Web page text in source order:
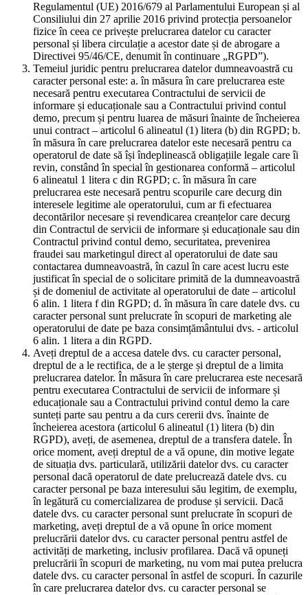
Regulamentul (UE) 2016/679 al Parlamentului European și al
Consiliului din 27 aprilie 2016 privind protecția persoanelor
fizice în ceea ce privește prelucrarea datelor cu caracter
personal și libera circulație a acestor date și de abrogare a
Directivei 95/46/CE, denumit în continuare „RGPD”).
Temeiul juridic pentru prelucrarea datelor dumneavoastră cu
caracter personal este: a. în măsura în care prelucrarea este
necesară pentru executarea Contractului de servicii de
informare și educaționale sau a Contractului privind contul
demo, precum și pentru luarea de măsuri înainte de încheierea
unui contract – articolul 6 alineatul (1) litera (b) din RGPD; b.
în măsura în care prelucrarea datelor este necesară pentru ca
operatorul de date să își îndeplinească obligațiile legale care îi
revin, constând în special în gestionarea conformă – articolul
6 alineatul 1 litera c din RGPD; c. în măsura în care
prelucrarea este necesară pentru scopurile care decurg din
interesele legitime ale operatorului, cum ar fi efectuarea
decontărilor necesare și revendicarea creanțelor care decurg
din Contractul de servicii de informare și educaționale sau din
Contractul privind contul demo, securitatea, prevenirea
fraudei sau marketingul direct al operatorului de date sau
contactarea dumneavoastră, în cazul în care acest lucru este
justificat în special de o solicitare primită de la dumneavoastră
și de domeniul de activitate al operatorului de date – articolul
6 alin. 1 litera f din RGPD; d. în măsura în care datele dvs. cu
caracter personal sunt prelucrate în scopuri de marketing ale
operatorului de date pe baza consimțământului dvs. - articolul
6 alin. 1 litera a din RGPD.
Aveți dreptul de a accesa datele dvs. cu caracter personal,
dreptul de a le rectifica, de a le șterge și dreptul de a limita
prelucrarea datelor. În măsura în care prelucrarea este necesară
pentru executarea Contractului de servicii de informare și
educaționale sau a Contractului privind contul demo la care
sunteți parte sau pentru a da curs cererii dvs. înainte de
încheierea acestora (articolul 6 alineatul (1) litera (b) din
RGPD), aveți, de asemenea, dreptul de a transfera datele. În
orice moment, aveți dreptul de a vă opune, din motive legate
de situația dvs. particulară, utilizării datelor dvs. cu caracter
personal dacă operatorul de date prelucrează datele dvs. cu
caracter personal pe baza interesului său legitim, de exemplu,
în legătură cu comercializarea de produse și servicii. Dacă
datele dvs. cu caracter personal sunt prelucrate în scopuri de
marketing, aveți dreptul de a vă opune în orice moment
prelucrării datelor dvs. cu caracter personal pentru astfel de
activități de marketing, inclusiv profilarea. Dacă vă opuneți
prelucrării în scopuri de marketing, nu vom mai putea prelucra
datele dvs. cu caracter personal în astfel de scopuri. În cazurile
în care prelucrarea datelor dvs. cu caracter personal se